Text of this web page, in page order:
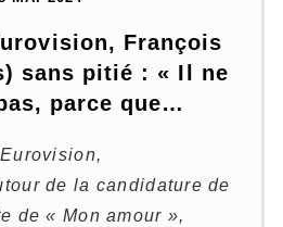
François
sans pitié : « Il ne
parce que…
de la candidature de
de « Mon amour »,